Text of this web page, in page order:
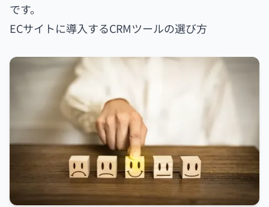
です。
ECサイトに導入するCRMツールの選び方